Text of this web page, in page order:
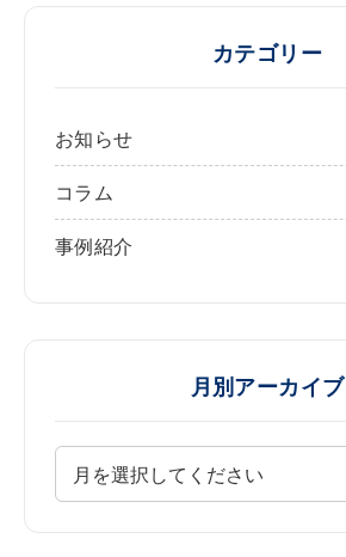
カテゴリー
お知らせ
コラム
事例紹介
月別アーカイブ